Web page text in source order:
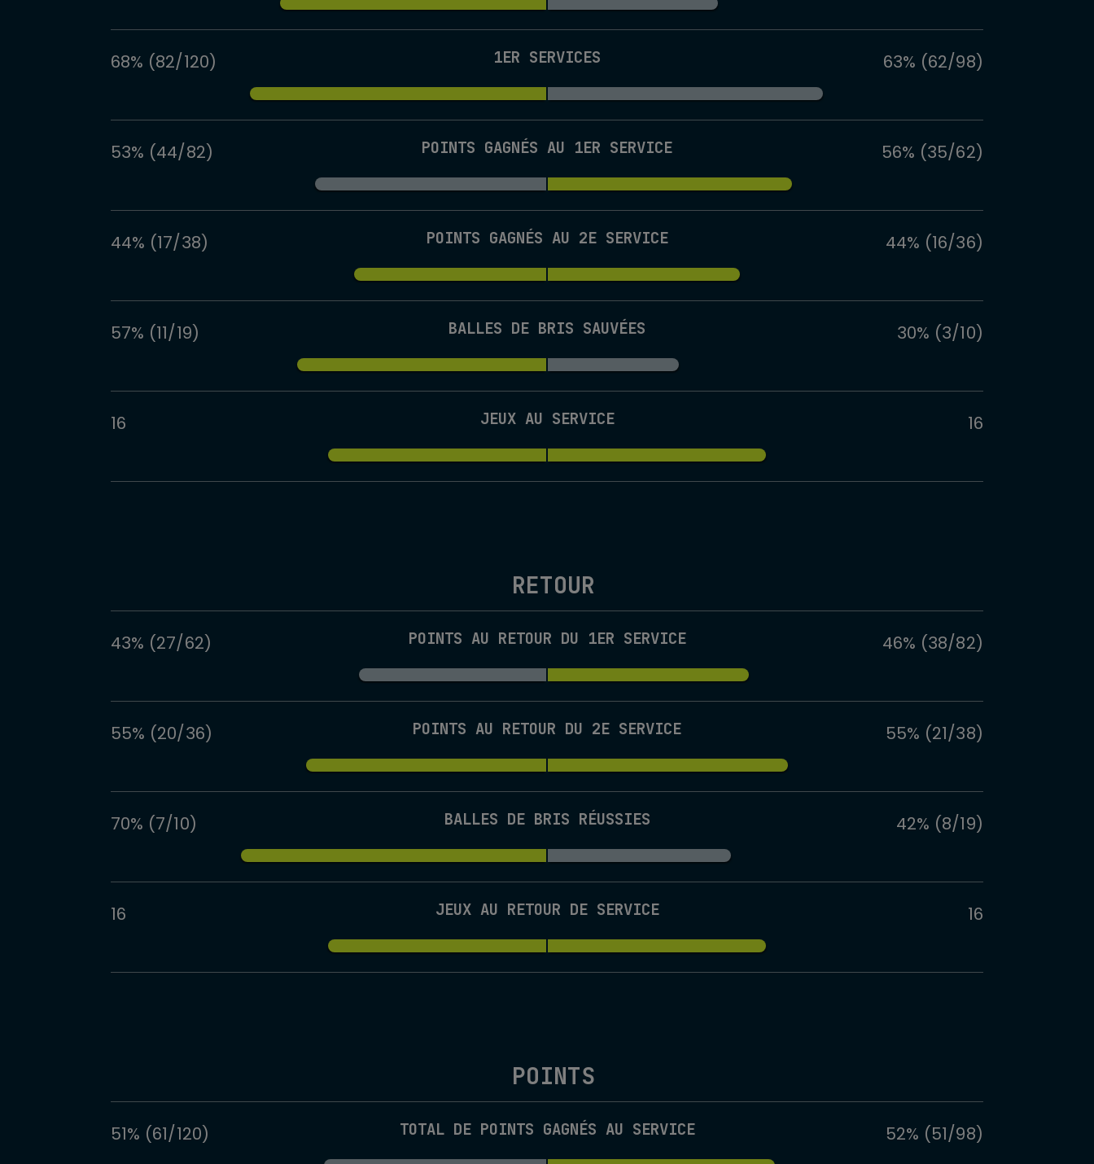
1ER SERVICES
68% (82/120) 63% (62/98)
POINTS GAGNÉS AU 1ER SERVICE
53% (44/82) 56% (35/62)
POINTS GAGNÉS AU 2E SERVICE
44% (17/38) 44% (16/36)
BALLES DE BRIS SAUVÉES
57% (11/19) 30% (3/10)
JEUX AU SERVICE
16 16
RETOUR
POINTS AU RETOUR DU 1ER SERVICE
43% (27/62) 46% (38/82)
POINTS AU RETOUR DU 2E SERVICE
55% (20/36) 55% (21/38)
BALLES DE BRIS RÉUSSIES
70% (7/10) 42% (8/19)
JEUX AU RETOUR DE SERVICE
16 16
POINTS
TOTAL DE POINTS GAGNÉS AU SERVICE
51% (61/120) 52% (51/98)